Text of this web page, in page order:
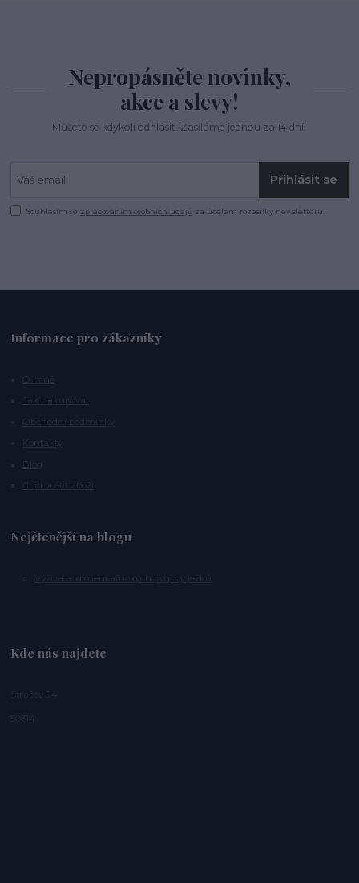
Nepropásněte novinky,
akce a slevy!
Můžete se kdykoli odhlásit. Zasíláme jednou za 14 dní.
Přihlásit se
Souhlasím se zpracováním osobních údajů za účelem rozesílky newsletteru.
Informace pro zákazníky
Nejčtenější na blogu
Kde nás najdete